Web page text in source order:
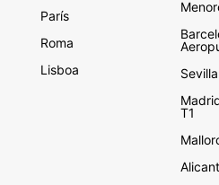
París
Roma
Lisboa
T1